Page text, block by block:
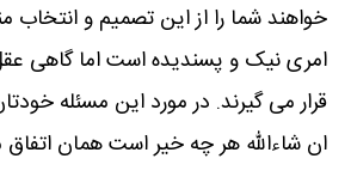
خواهند شما را از این تصمیم و
امری نیک و پسندیده است اما گاهی
قرار می گیرند. در مورد این مسئله
ان شاءالله هر چه خیر است همان اتفاق